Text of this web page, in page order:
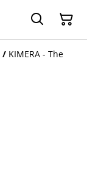
/ KIMERA - The